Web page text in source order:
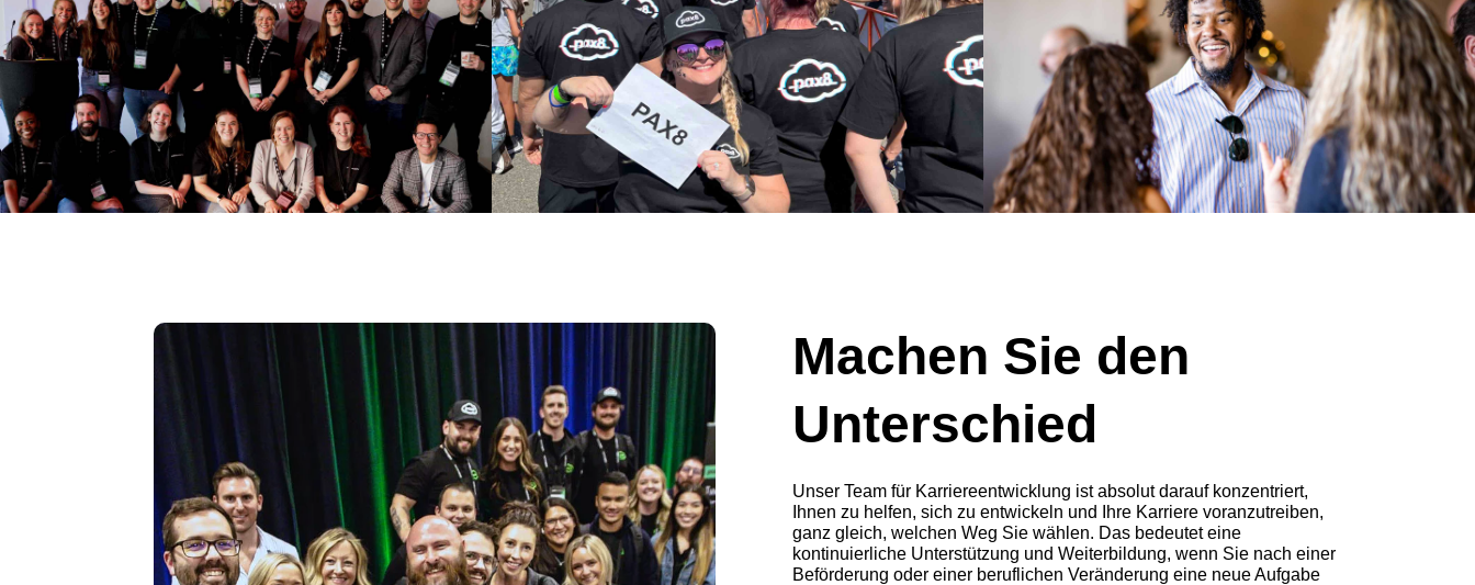
Machen Sie den
Unterschied
Unser Team für Karriereentwicklung ist absolut darauf konzentriert,
Ihnen zu helfen, sich zu entwickeln und Ihre Karriere voranzutreiben,
ganz gleich, welchen Weg Sie wählen. Das bedeutet eine
kontinuierliche Unterstützung und Weiterbildung, wenn Sie nach einer
Beförderung oder einer beruflichen Veränderung eine neue Aufgabe